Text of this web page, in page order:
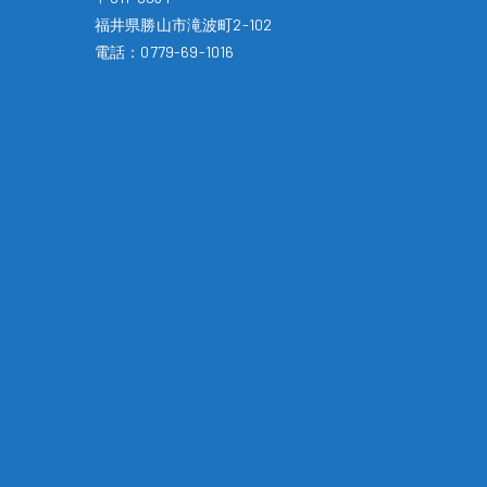
福井県勝山市滝波町2-102
電話： 0779-69-1016